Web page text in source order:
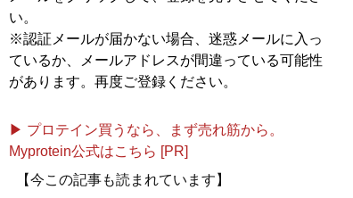
い。
※認証メールが届かない場合、迷惑メールに入っ
ているか、メールアドレスが間違っている可能性
があります。再度ご登録ください。
▶ プロテイン買うなら、まず売れ筋から。
Myprotein公式はこちら [PR]
【今この記事も読まれています】